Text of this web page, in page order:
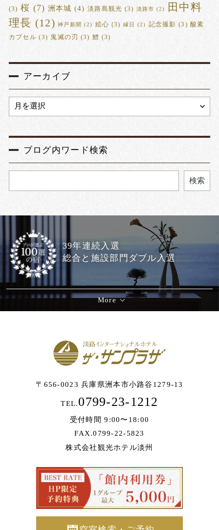
(3) 桜 (7) 洲本城 (4) 淡路島観光 (3) 淡路市 (2)
田中料
理長 (12) 神戸新聞 (2) 絵心 (3) 縁日 (2) 記念撮影 (3) 酸素
カプセル (3) 鬼滅の刃 (3) 鱧 (3)
アーカイブ
ブログ内ワード検索
検索
39年連続入選
総合と施設部門ダブル入選
More
〒656-0023 兵庫県洲本市小路谷1279-13
TEL.0799-23-1212
受付時間 9:00〜18:00
FAX.0799-22-5823
株式会社観光ホテル淡州